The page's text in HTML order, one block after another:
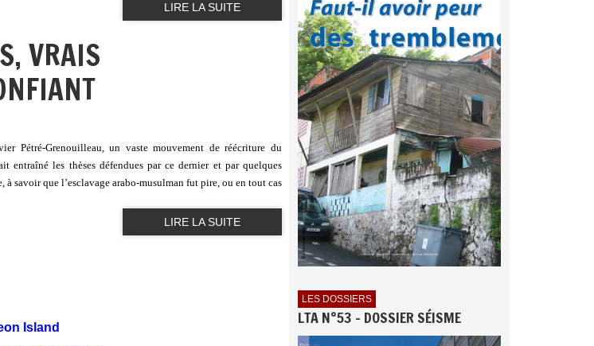
LIRE LA SUITE
VRAIS
Pétré-Grenouilleau, un vaste mouvement de réécriture du
entraîné les thèses défendues par ce dernier et par quelques
savoir que l’esclavage arabo-musulman fut pire, ou en tout cas
LIRE LA SUITE
Island
LES DOSSIERS
LTA N°53 - DOSSIER SÉISME